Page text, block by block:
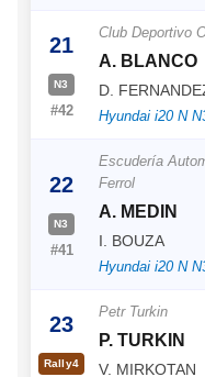
21
N3
#42
Club Deportivo
A. BLANCO
D.
Hyundai i20 N
22
N3
#41
Escudería
Ferrol
A. MEDIN
I. BOUZA
Hyundai i20 N
23
Rally4
Petr Turkin
P. TURKIN
V. MIRKOTAN